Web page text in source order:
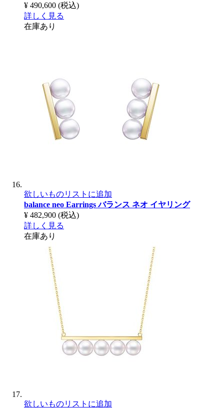
¥ 490,600 (税込)
詳しく見る
在庫あり
欲しいものリストに追加
balance neo Earringsバランス ネオ イヤリング
¥ 482,900 (税込)
詳しく見る
在庫あり
欲しいものリストに追加